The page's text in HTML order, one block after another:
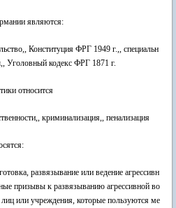
являются:
Конституция ФРГ 1949 г.,, специальн
Уголовный кодекс ФРГ 1871 г.
относится
криминализация,, пенализация
развязывание или ведение агрессивн
призывы к развязыванию агрессивной во
или учреждения, которые пользуются ме